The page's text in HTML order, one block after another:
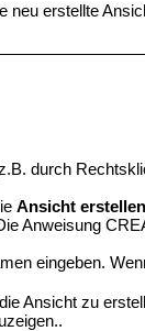
neu erstellte
durch
Ansicht
Anweisung
eingeben.
Ansicht zu